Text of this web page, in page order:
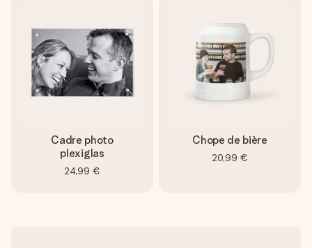
Cadre photo
plexiglas
24,99 €
Chope de bière
20,99 €